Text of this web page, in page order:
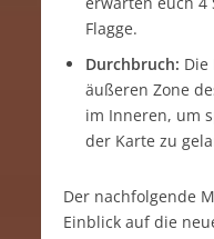
Flagge.
Durchbruch: Die
äußeren Zone
im Inneren, um
der Karte zu
Der nachfolgende
Einblick auf die